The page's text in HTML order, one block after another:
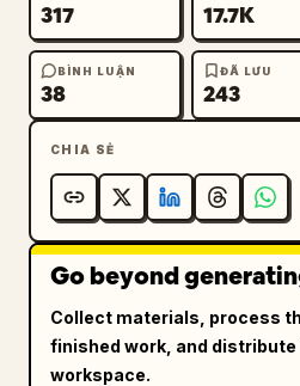
317 17.7K
BÌNH LUẬN
38
ĐÃ LƯU
243
CHIA SẺ
Go beyond
Collect materials, process
finished work, and distribute
workspace.